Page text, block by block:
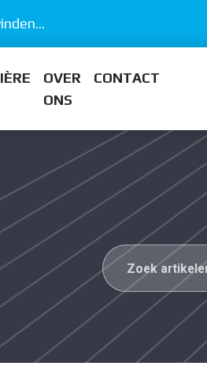
OVER
ONS
CONTACT